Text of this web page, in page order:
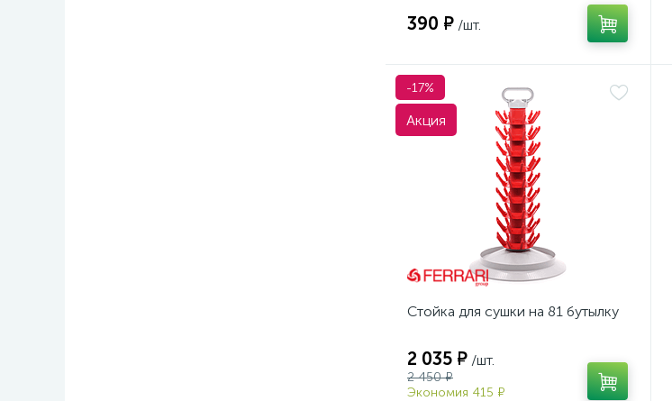
390 ₽ /шт.
-17%
Акция
Стойка для сушки на 81 бутылку
2 035 ₽ /шт.
2 450 ₽
Экономия 415 ₽